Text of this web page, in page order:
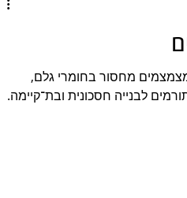
מחסור בחומרי גלם,
לבנייה חסכונית ובת־קיימה.